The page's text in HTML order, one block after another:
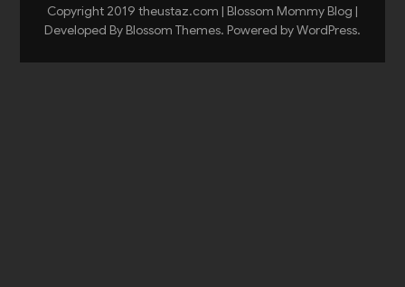
Copyright 2019 theustaz.com | Blossom Mommy Blog |
Developed By Blossom Themes. Powered byWordPress.